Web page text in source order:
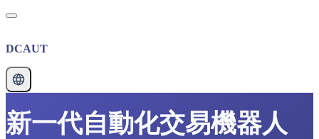
DCAUT
新一代自動化交易機器人